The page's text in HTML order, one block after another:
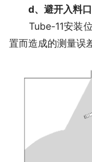
d、避开入料口
Tube-11安装位
置而造成的测量误